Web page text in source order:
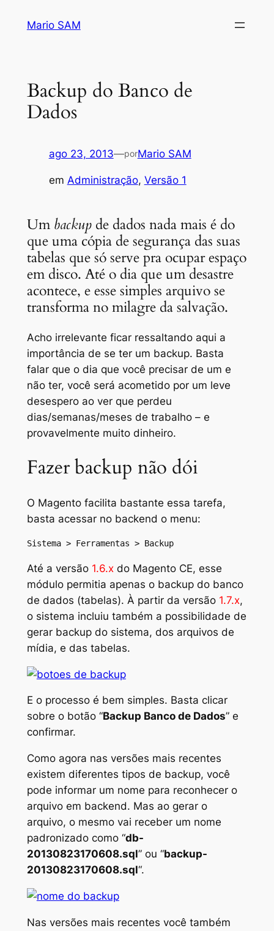
Mario SAM
Backup do Banco de
Dados
ago 23, 2013—porMario SAM
em Administração, Versão 1
Umbackupde dados nada mais é do
que uma cópia de segurança das suas
tabelas que só serve pra ocupar espaço
em disco. Até o dia que um desastre
acontece, e esse simples arquivo se
transforma no milagre da salvação.
Acho irrelevante ficar ressaltando aqui a
importância de se ter um backup. Basta
falar que o dia que você precisar de um e
não ter, você será acometido por um leve
desespero ao ver que perdeu
dias/semanas/meses de trabalho – e
provavelmente muito dinheiro.
Fazer backup não dói
O Magento facilita bastante essa tarefa,
basta acessar no backend o menu:
Sistema > Ferramentas > Backup
Até a versão 1.6.xdo Magento CE, esse
módulo permitia apenas o backupdo banco
de dados (tabelas). À partir da versão 1.7.x,
o sistema incluiu também a possibilidade de
gerar backupdo sistema, dos arquivos de
mídia, e das tabelas.
E o processo é bem simples. Basta clicar
sobre o botão “Backup Banco de Dados” e
confirmar.
Como agora nas versões mais recentes
existem diferentes tipos de backup, você
pode informar um nome para reconhecer o
arquivo em backend. Mas ao gerar o
arquivo, o mesmo vai receber um nome
padronizado como “db-
20130823170608.sql” ou “backup-
20130823170608.sql“.
Nas versões mais recentes você também